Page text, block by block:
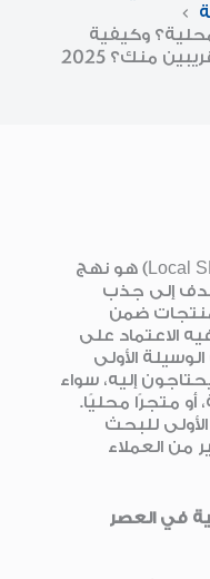
وكيفية
منك؟ 2025
تحسين محركات البحث المحلية (Local SEO) هو نهج
إلى جذب
منتجات ضمن
الاعتماد على
الأولى
إليه، سواء
أو متجرًا محليًا.
للبحث
من العملاء
في العصر